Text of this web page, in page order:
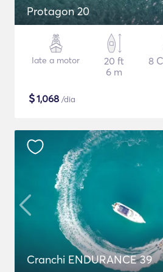
Protagon 20
Iate a motor
20 ft
6 m
8
$1,068 /dia
Cranchi ENDURANCE 39